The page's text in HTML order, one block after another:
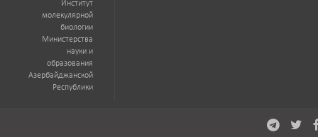
Институт
молекулярной
биологии
Министерства
науки и
образования
Азербайджанской
Республики